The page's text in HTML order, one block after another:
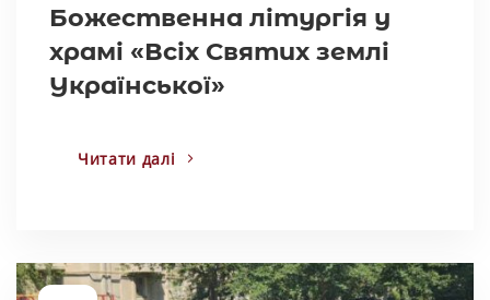
Божественна літургія у
храмі «Всіх Святих землі
Української»
Читати далі